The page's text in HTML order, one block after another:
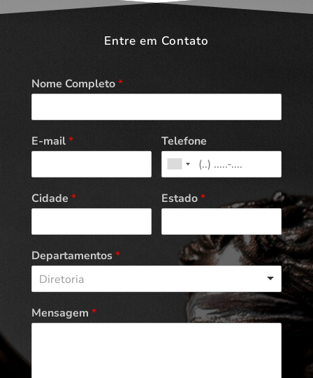
Entre em Contato
Nome Completo*
E-mail* Telefone
Cidade * Estado*
Departamentos*
Diretoria
Mensagem *